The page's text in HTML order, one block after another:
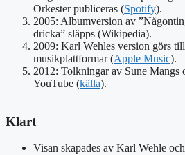
Orkester publiceras (Spotify).
2005: Albumversion av
dricka” släpps (Wikipedia).
2009: Karl Wehles version görs
musikplattformar (Apple Music).
2012: Tolkningar av Sune Mangs
YouTube (källa).
Klart
Visan skapades av Karl Wehle